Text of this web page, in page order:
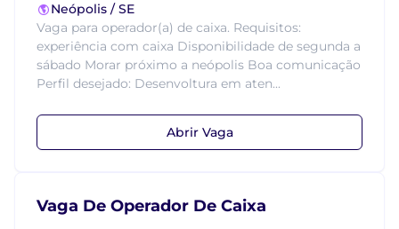
Neópolis / SE
Vaga para operador(a) de caixa. Requisitos:
experiência com caixa Disponibilidade de segunda a
sábado Morar próximo a neópolis Boa comunicação
Perfil desejado: Desenvoltura em aten...
Abrir Vaga
Vaga De Operador De Caixa